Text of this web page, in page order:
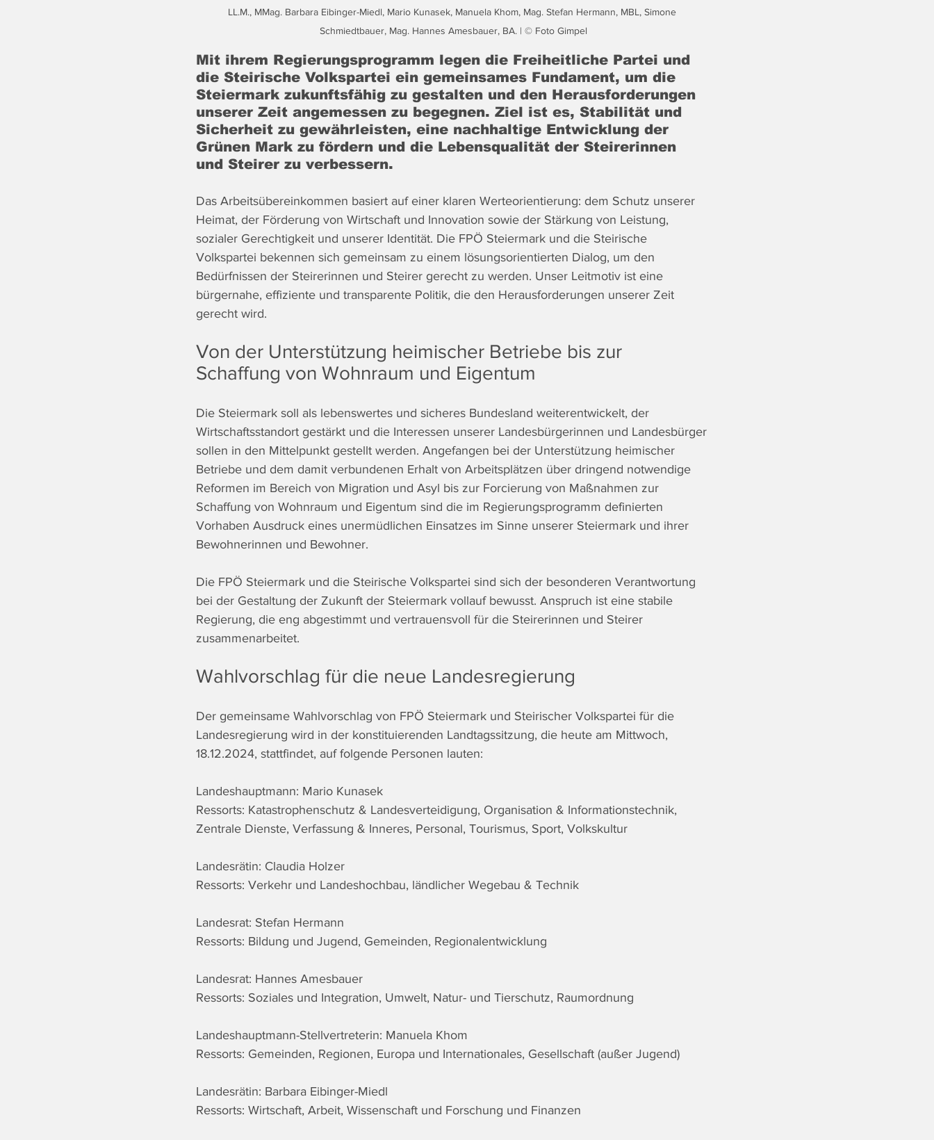
LL.M., MMag. Barbara Eibinger-Miedl, Mario Kunasek, Manuela Khom, Mag. Stefan Hermann, MBL, Simone
Schmiedtbauer, Mag. Hannes Amesbauer, BA. | © Foto Gimpel
Mit ihrem Regierungsprogramm legen die Freiheitliche Partei und
die Steirische Volkspartei ein gemeinsames Fundament, um die
Steiermark zukunftsfähig zu gestalten und den Herausforderungen
unserer Zeit angemessen zu begegnen. Ziel ist es, Stabilität und
Sicherheit zu gewährleisten, eine nachhaltige Entwicklung der
Grünen Mark zu fördern und die Lebensqualität der Steirerinnen
und Steirer zu verbessern.
Das Arbeitsübereinkommen basiert auf einer klaren Werteorientierung: dem Schutz unserer
Heimat, der Förderung von Wirtschaft und Innovation sowie der Stärkung von Leistung,
sozialer Gerechtigkeit und unserer Identität. Die FPÖ Steiermark und die Steirische
Volkspartei bekennen sich gemeinsam zu einem lösungsorientierten Dialog, um den
Bedürfnissen der Steirerinnen und Steirer gerecht zu werden. Unser Leitmotiv ist eine
bürgernahe, effiziente und transparente Politik, die den Herausforderungen unserer Zeit
gerecht wird.
Von der Unterstützung heimischer Betriebe bis zur
Schaffung von Wohnraum und Eigentum
Die Steiermark soll als lebenswertes und sicheres Bundesland weiterentwickelt, der
Wirtschaftsstandort gestärkt und die Interessen unserer Landesbürgerinnen und Landesbürger
sollen in den Mittelpunkt gestellt werden. Angefangen bei der Unterstützung heimischer
Betriebe und dem damit verbundenen Erhalt von Arbeitsplätzen über dringend notwendige
Reformen im Bereich von Migration und Asyl bis zur Forcierung von Maßnahmen zur
Schaffung von Wohnraum und Eigentum sind die im Regierungsprogramm definierten
Vorhaben Ausdruck eines unermüdlichen Einsatzes im Sinne unserer Steiermark und ihrer
Bewohnerinnen und Bewohner.
Die FPÖ Steiermark und die Steirische Volkspartei sind sich der besonderen Verantwortung
bei der Gestaltung der Zukunft der Steiermark vollauf bewusst. Anspruch ist eine stabile
Regierung, die eng abgestimmt und vertrauensvoll für die Steirerinnen und Steirer
zusammenarbeitet.
Wahlvorschlag für die neue Landesregierung
Der gemeinsame Wahlvorschlag von FPÖ Steiermark und Steirischer Volkspartei für die
Landesregierung wird in der konstituierenden Landtagssitzung, die heute am Mittwoch,
18.12.2024, stattfindet, auf folgende Personen lauten:
Landeshauptmann: Mario Kunasek
Ressorts: Katastrophenschutz & Landesverteidigung, Organisation & Informationstechnik,
Zentrale Dienste, Verfassung & Inneres, Personal, Tourismus, Sport, Volkskultur
Landesrätin: Claudia Holzer
Ressorts: Verkehr und Landeshochbau, ländlicher Wegebau & Technik
Landesrat: Stefan Hermann
Ressorts: Bildung und Jugend, Gemeinden, Regionalentwicklung
Landesrat: Hannes Amesbauer
Ressorts: Soziales und Integration, Umwelt, Natur- und Tierschutz, Raumordnung
Landeshauptmann-Stellvertreterin: Manuela Khom
Ressorts: Gemeinden, Regionen, Europa und Internationales, Gesellschaft (außer Jugend)
Landesrätin: Barbara Eibinger-Miedl
Ressorts: Wirtschaft, Arbeit, Wissenschaft und Forschung und Finanzen